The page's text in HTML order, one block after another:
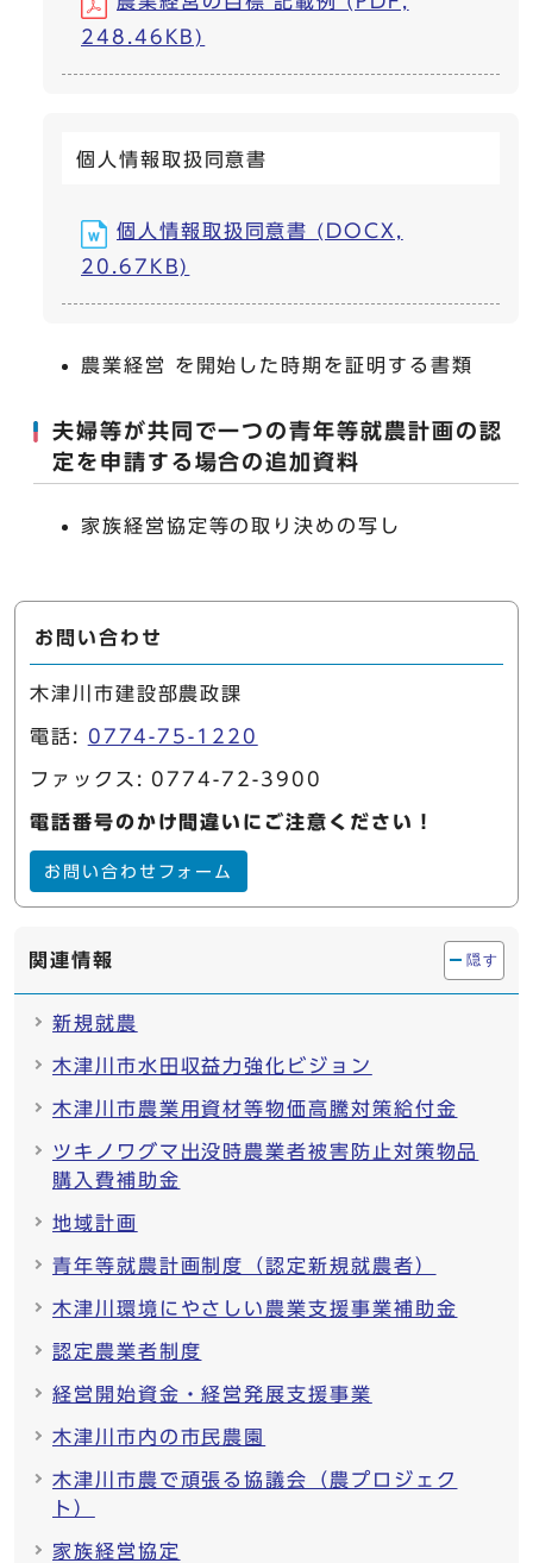
248.46KB)
個人情報取扱同意書
個人情報取扱同意書 (DOCX,
20.67KB)
農業経営 を開始した時期を証明する書類
夫婦等が共同で一つの青年等就農計画の認
定を申請する場合の追加資料
家族経営協定等の取り決めの写し
お問い合わせ
木津川市建設部農政課
電話: 0774-75-1220
ファックス: 0774-72-3900
電話番号のかけ間違いにご注意ください！
お問い合わせフォーム
関連情報 隠す
新規就農
木津川市水田収益力強化ビジョン
木津川市農業用資材等物価高騰対策給付金
ツキノワグマ出没時農業者被害防止対策物品
購入費補助金
地域計画
青年等就農計画制度（認定新規就農者）
木津川環境にやさしい農業支援事業補助金
認定農業者制度
経営開始資金・経営発展支援事業
木津川市内の市民農園
木津川市農で頑張る協議会（農プロジェク
ト）
家族経営協定